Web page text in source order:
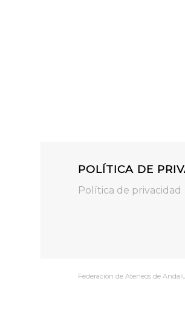
POLÍTICA DE
Política de privacidad
Federación de Ateneos de